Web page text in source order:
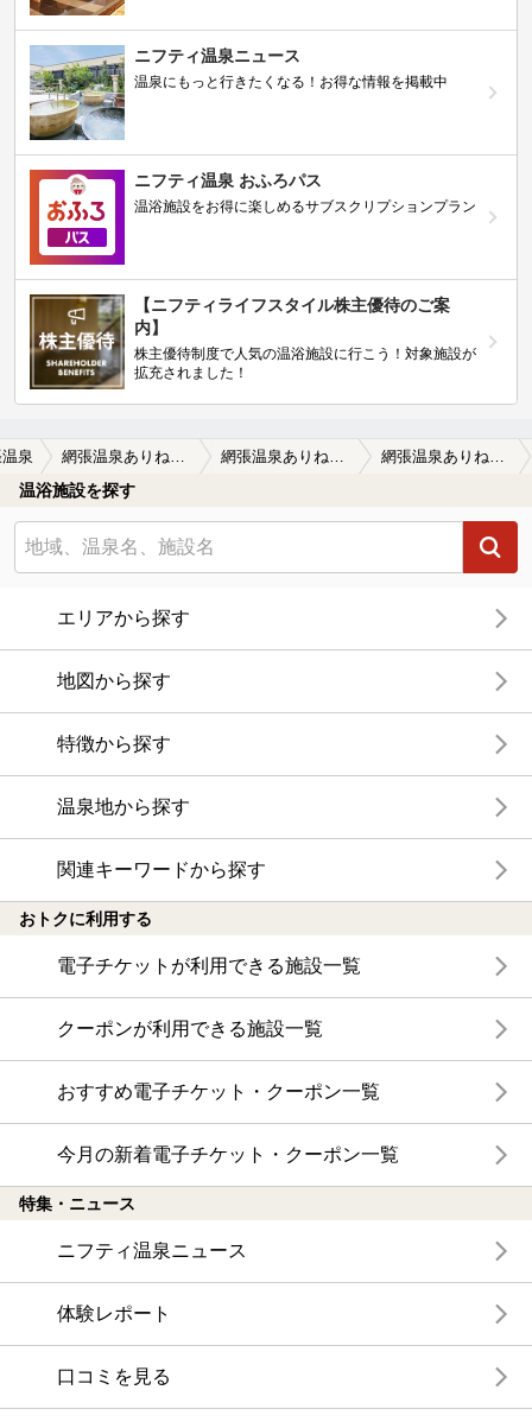
ニフティ温泉ニュース
温泉にもっと行きたくなる！お得な情報を掲載中
ニフティ温泉 おふろパス
温浴施設をお得に楽しめるサブスクリプションプラン
【ニフティライフスタイル株主優待のご案
内】
株主優待制度で人気の温浴施設に行こう！対象施設が
拡充されました！
泉 網張温泉ありね山荘 網張温泉ありね山荘の口コミ一覧 網張温泉ありね山荘の口コミ 網張は硫黄臭
温浴施設を探す
エリアから探す
地図から探す
特徴から探す
温泉地から探す
関連キーワードから探す
おトクに利用する
電子チケットが利用できる施設一覧
クーポンが利用できる施設一覧
おすすめ電子チケット・クーポン一覧
今月の新着電子チケット・クーポン一覧
特集・ニュース
ニフティ温泉ニュース
体験レポート
口コミを見る